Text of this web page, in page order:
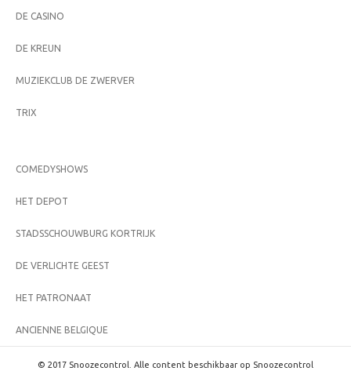
DE CASINO
DE KREUN
MUZIEKCLUB DE ZWERVER
TRIX
COMEDYSHOWS
HET DEPOT
STADSSCHOUWBURG KORTRIJK
DE VERLICHTE GEEST
HET PATRONAAT
ANCIENNE BELGIQUE
© 2017 Snoozecontrol. Alle content beschikbaar op Snoozecontrol